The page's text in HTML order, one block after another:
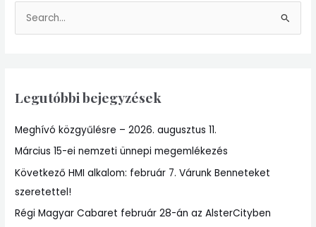
e
c
f
o
r
:
Legutóbbi bejegyzések
Meghívó közgyűlésre – 2026. augusztus 11.
Március 15-ei nemzeti ünnepi megemlékezés
Következő HMI alkalom: február 7. Várunk Benneteket
szeretettel!
Régi Magyar Cabaret február 28-án az AlsterCityben